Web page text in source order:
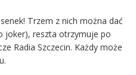
Trzem z nich można dać
joker), reszta otrzymuje po
Radia Szczecin. Każdy może